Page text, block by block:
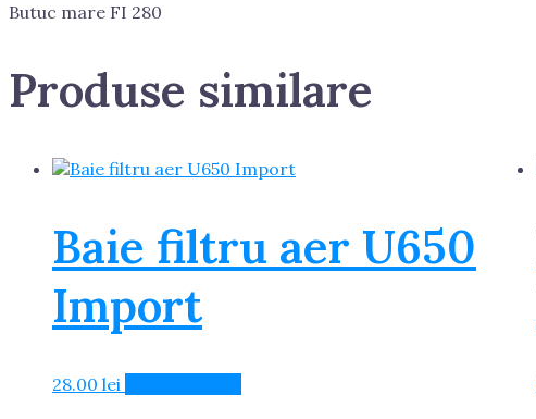
Butuc mare FI 280
Produse similare
Baie filtru aer U650
Import
28.00 lei